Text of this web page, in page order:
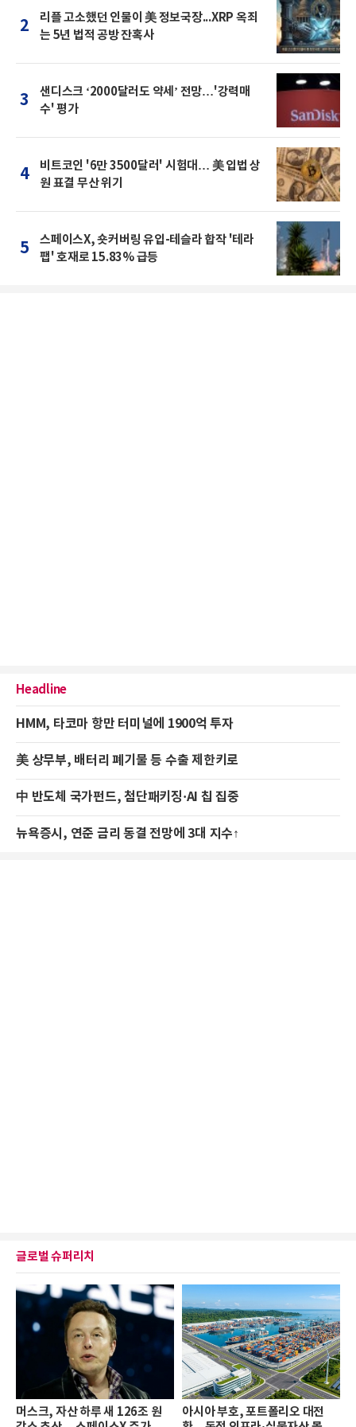
2
리플 고소했던 인물이 美 정보국장...XRP 옥죄
는 5년 법적 공방 잔혹사
3
샌디스크 ‘2000달러도 약세’ 전망…'강력매
수' 평가
4
비트코인 '6만 3500달러' 시험대… 美 입법 상
원 표결 무산 위기
5
스페이스X, 숏커버링 유입-테슬라 합작 '테라
팹' 호재로 15.83% 급등
Headline
HMM, 타코마 항만 터미널에 1900억 투자
美 상무부, 배터리 폐기물 등 수출 제한키로
中 반도체 국가펀드, 첨단패키징·AI 칩 집중
뉴욕증시, 연준 금리 동결 전망에 3대 지수↑
글로벌 슈퍼리치
머스크, 자산 하루 새 126조 원
아시아 부호, 포트폴리오 대전